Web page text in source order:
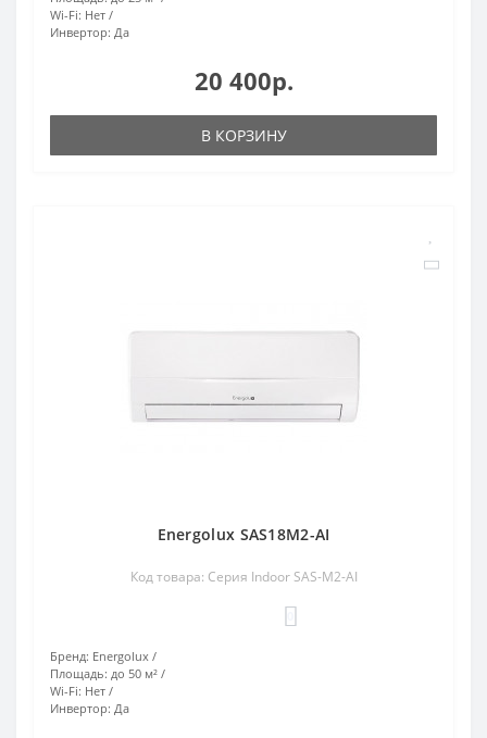
Wi-Fi: Нет
Инвертор: Да
20 400р.
В КОРЗИНУ
Energolux SAS18M2-AI
Код товара: Серия Indoor SAS-M2-AI
Бренд: Energolux
Площадь: до 50 м²
Wi-Fi: Нет
Инвертор: Да